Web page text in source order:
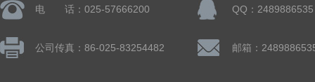
电 话：025-57666200 QQ：2489886535
公司传真：86-025-83254482 邮箱：